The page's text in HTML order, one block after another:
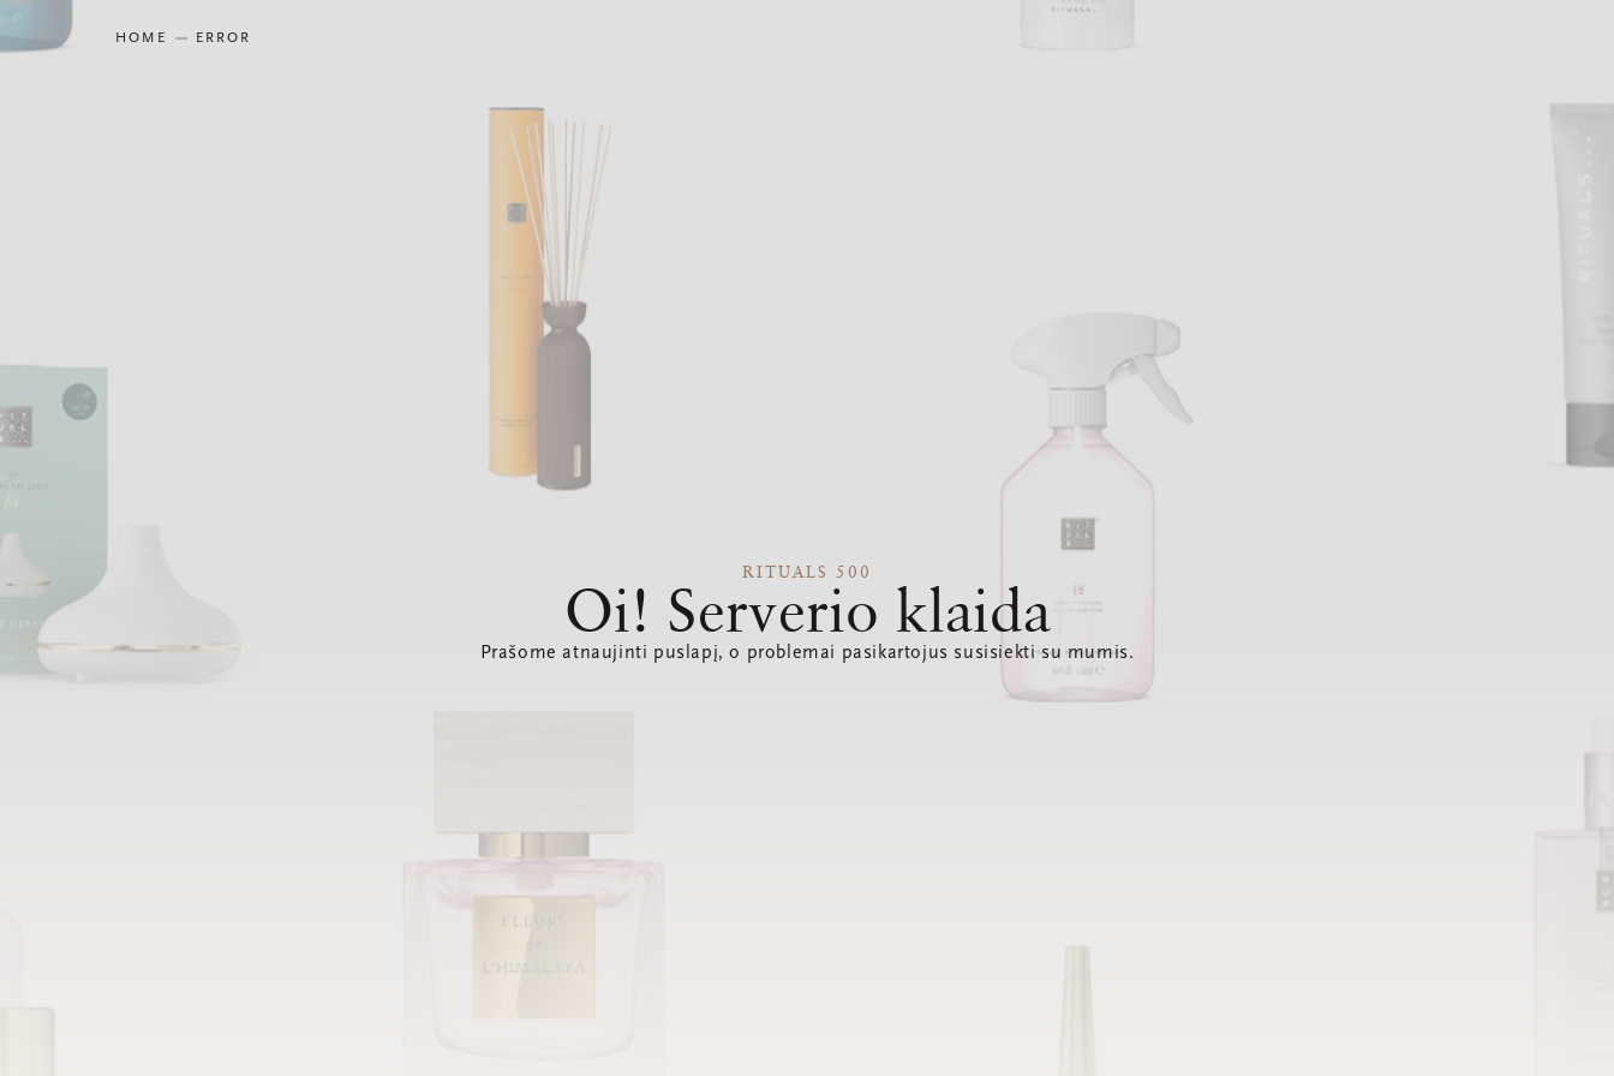
HOME ERROR
RITUALS 500
Oi! Serverio klaida
Prašome atnaujinti puslapį, o problemai pasikartojus susisiekti su mumis.